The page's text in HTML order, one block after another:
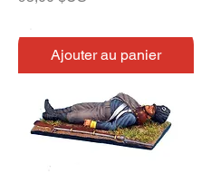
Ajouter au panier